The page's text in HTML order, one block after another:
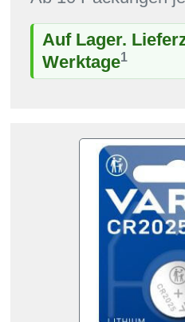
Auf Lager.
Werktage1